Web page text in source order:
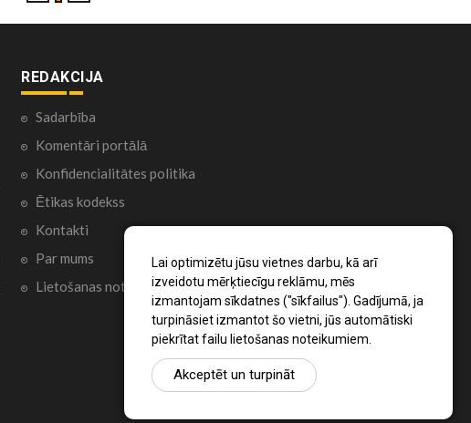
Lai optimizētu jūsu vietnes darbu, kā arī
izveidotu mērķtiecīgu reklāmu, mēs
izmantojam sīkdatnes ("sīkfailus"). Gadījumā, ja
turpināsiet izmantot šo vietni, jūs automātiski
piekrītat failu lietošanas noteikumiem.
Akceptēt un turpināt
REDAKCIJA
Sadarbība
Komentāri portālā
Konfidencialitātes politika
Ētikas kodekss
Kontakti
Par mums
Lietošanas noteikumi